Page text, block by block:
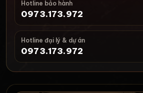
Hotline bảo hành
0973.173.972
Hotline đại lý & dự án
0973.173.972